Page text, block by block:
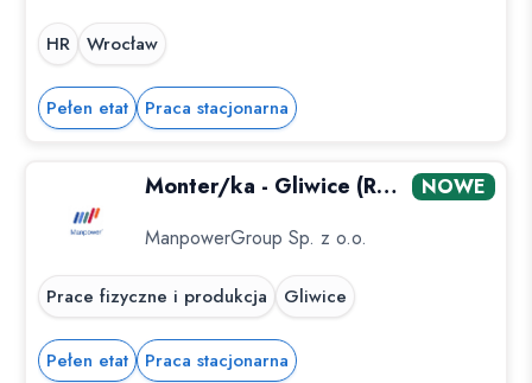
HR Wrocław
Pełen etat Praca stacjonarna
Monter/ka - Gliwice (RÓWNIEŻ Z ORZECZENIEM)
NOWE
ManpowerGroup Sp. z o.o.
Prace fizyczne i produkcja Gliwice
Pełen etat Praca stacjonarna